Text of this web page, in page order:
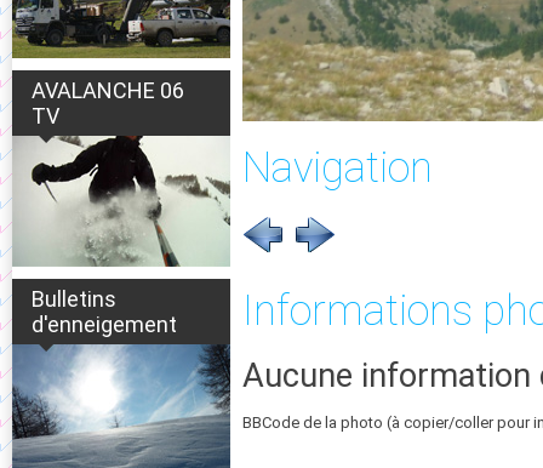
AVALANCHE 06
TV
Bulletins
d'enneigement
Navigation
Informations
Aucune information
BBCode de la photo (à copier/coller pour